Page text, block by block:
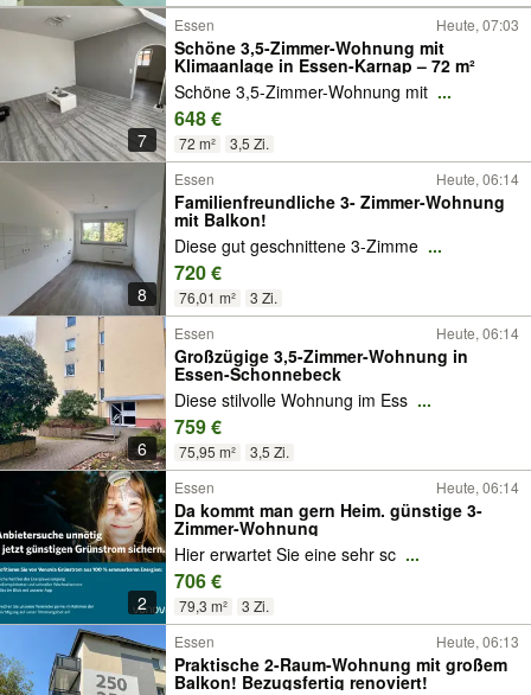
7
Essen Heute, 07:03
Schöne 3,5-Zimmer-Wohnung mit
Klimaanlage in Essen-Karnap – 72 m²
Schöne 3,5-Zimmer-Wohnung mit ...
648 €
72 m² 3,5 Zi.
8
Essen Heute, 06:14
Familienfreundliche 3- Zimmer-Wohnung
mit Balkon!
Diese gut geschnittene 3-Zimme ...
720 €
76,01 m² 3 Zi.
6
Essen Heute, 06:14
Großzügige 3,5-Zimmer-Wohnung in
Essen-Schonnebeck
Diese stilvolle Wohnung im Ess ...
759 €
75,95 m² 3,5 Zi.
2
Essen Heute, 06:14
Da kommt man gern Heim. günstige 3-
Zimmer-Wohnung
Hier erwartet Sie eine sehr sc ...
706 €
79,3 m² 3 Zi.
Essen Heute, 06:13
Praktische 2-Raum-Wohnung mit großem
Balkon! Bezugsfertig renoviert!